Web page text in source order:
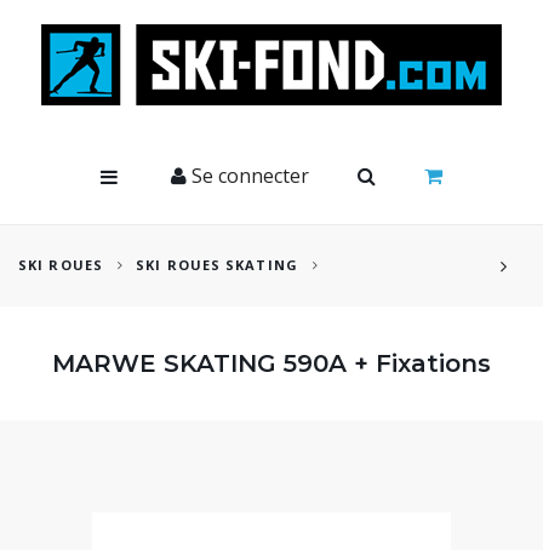
Se connecter
SKI ROUES SKI ROUES SKATING
MARWE SKATING 590A + Fixations